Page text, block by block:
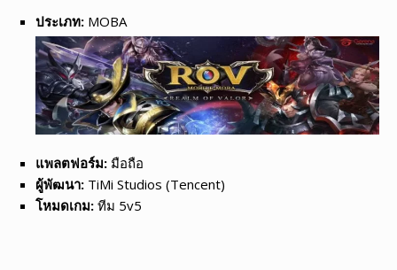
ประเภท: MOBA
แพลตฟอร์ม: มือถือ
ผู้พัฒนา: TiMi Studios (Tencent)
โหมดเกม: ทีม 5v5